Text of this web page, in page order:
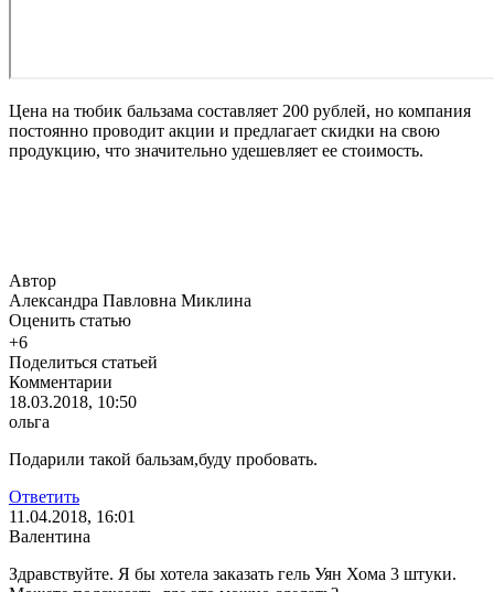
Цена на тюбик бальзама составляет 200 рублей, но компания
постоянно проводит акции и предлагает скидки на свою
продукцию, что значительно удешевляет ее стоимость.
Автор
Александра Павловна Миклина
Оценить статью
+6
Поделиться статьей
Комментарии
18.03.2018, 10:50
ольга
Подарили такой бальзам,буду пробовать.
Ответить
11.04.2018, 16:01
Валентина
Здравствуйте. Я бы хотела заказать гель Уян Хома 3 штуки.